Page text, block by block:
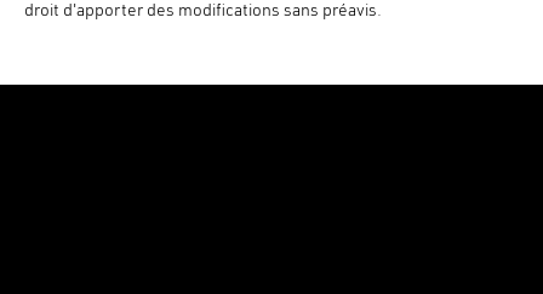
droit d'apporter des modifications sans préavis.